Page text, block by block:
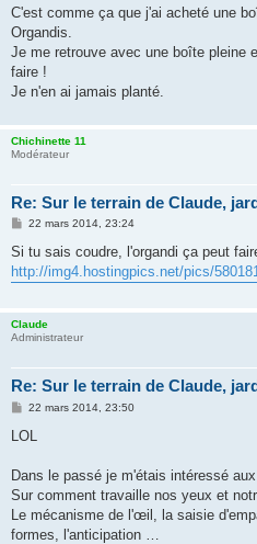
C'est comme ça que j'ai acheté une
Organdis.
Je me retrouve avec une boîte pleine
faire !
Je n'en ai jamais planté.
Chichinette 11
Modérateur
Re: Sur le terrain de Claude,
M
s
a
22 mars 2014, 23:24
Si tu sais coudre, l'organdi ça peut
http://img4.hostingpics.net/pics/
Claude
Administrateur
Re: Sur le terrain de Claude,
M
s
g
22 mars 2014, 23:50
LOL
Dans le passé je m'étais intéressé
Sur comment travaille nos yeux et
Le mécanisme de l'œil, la saisie
formes, l'anticipation …